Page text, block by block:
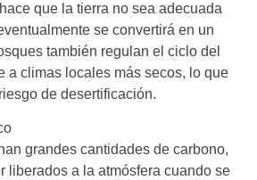
que la tierra no sea adecuada
se convertirá en un
también regulan el ciclo del
a climas locales más secos, lo que
de desertificación.
grandes cantidades de carbono,
liberados a la atmósfera cuando se